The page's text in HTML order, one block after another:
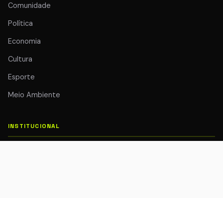
Comunidade
Política
Economia
Cultura
Esporte
Meio Ambiente
INSTITUCIONAL